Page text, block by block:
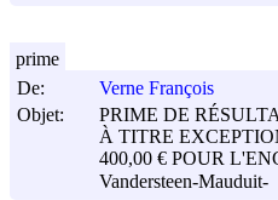
De:
Verne François
Objet:
PRIME DE
À TITRE
400,00 € POUR
Vandersteen-Mauduit-
prime